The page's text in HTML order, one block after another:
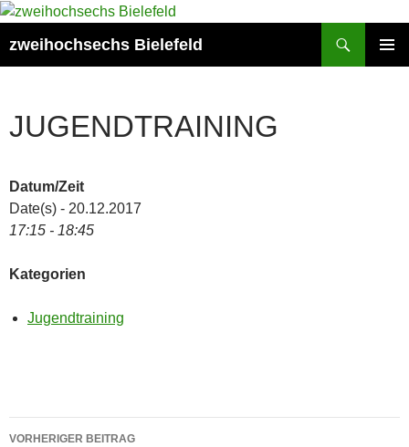
Zum
springen
zweihochsechs Bielefeld
JUGENDTRAINING
Datum/Zeit
Date(s) - 20.12.2017
17:15 - 18:45
Kategorien
Jugendtraining
Beitragsnavigation
VORHERIGER BEITRAG